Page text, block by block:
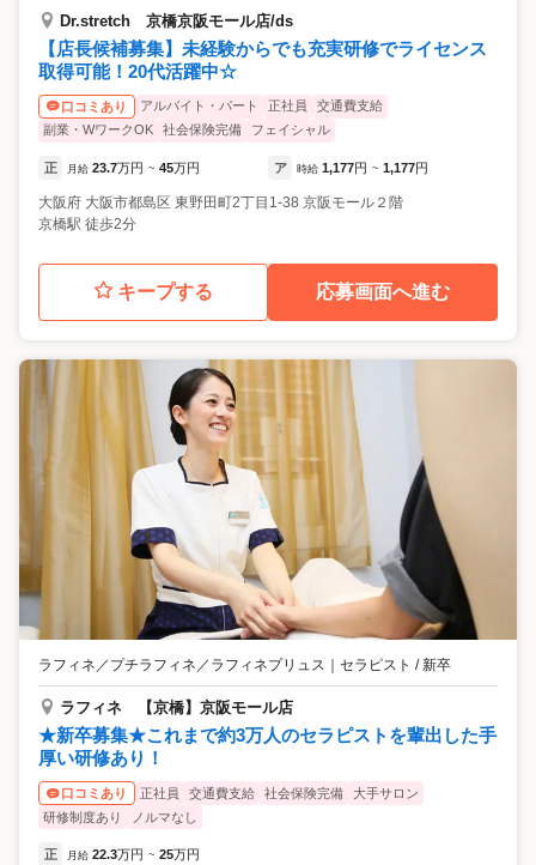
Dr.stretch 京橋京阪モール店/ds
【店長候補募集】未経験からでも充実研修でライセンス
取得可能！20代活躍中☆
口コミあり アルバイト・パート 正社員
交通費支給
副業・WワークOK
社会保険完備 フェイシャル
正 月給 23.7万円 ~ 45万円 ア 時給 1,177円 ~ 1,177円
大阪府 大阪市都島区 東野田町2丁目1-38 京阪モール２階
京橋駅 徒歩2分
キープする 応募画面へ進む
ラフィネ／プチラフィネ／ラフィネプリュス セラピスト / 新卒
ラフィネ 【京橋】京阪モール店
★新卒募集★これまで約3万人のセラピストを輩出した手
厚い研修あり！
口コミあり 正社員 交通費支給 社会保険完備
大手サロン
研修制度あり
ノルマなし
正 月給 22.3万円 ~ 25万円